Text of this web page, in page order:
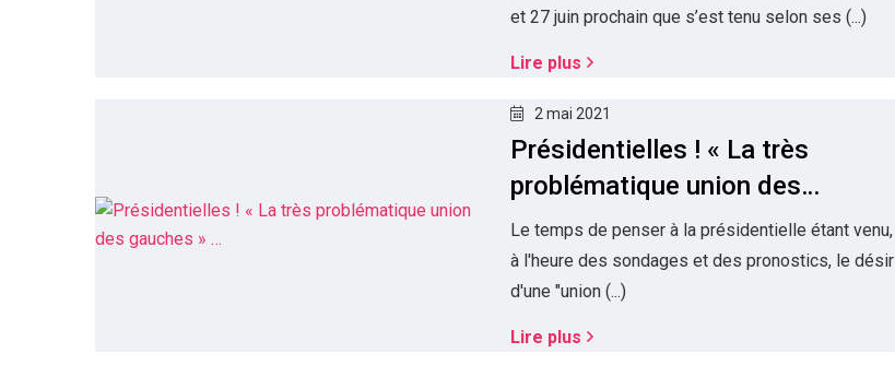
et 27 juin prochain que s’est tenu selon ses (...)
Lire plus
2 mai 2021
Présidentielles ! « La très
problématique union des
gauches » …
Le temps de penser à la présidentielle étant venu,
à l'heure des sondages et des pronostics, le désir
d'une "union (...)
Lire plus